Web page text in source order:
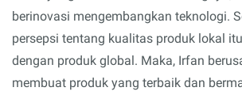
berinovasi mengembangkan teknologi.
persepsi tentang kualitas produk lokal
dengan produk global. Maka, Irfan
membuat produk yang terbaik dan